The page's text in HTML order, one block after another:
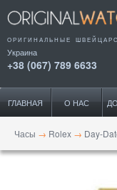
ОРИГИНАЛЬНЫЕ
Украина
+38 (067) 789 6633
ГЛАВНАЯ О НАС
Часы → Rolex → Day-